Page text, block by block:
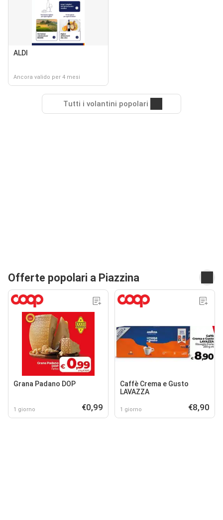
ALDI
Ancora valido per 4 mesi
Tutti i volantini popolari
Offerte popolari a Piazzina
Grana Padano DOP
1 giorno €0,99
Caffè Crema e Gusto
LAVAZZA
1 giorno €8,90